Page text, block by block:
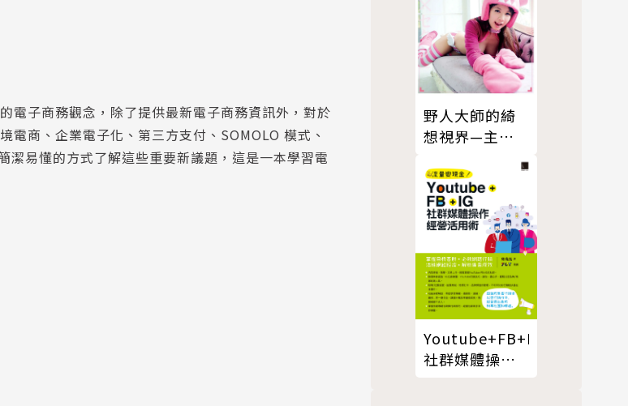
電子商務觀念，除了提供最新電子商務資訊外，對於
商、企業電子化、第三方支付、SOMOLO 模式、
易懂的方式了解這些重要新議題，這是一本學習電
野人大師的綺
想視界—主題
法
Youtube+FB+IG
社群媒體操作